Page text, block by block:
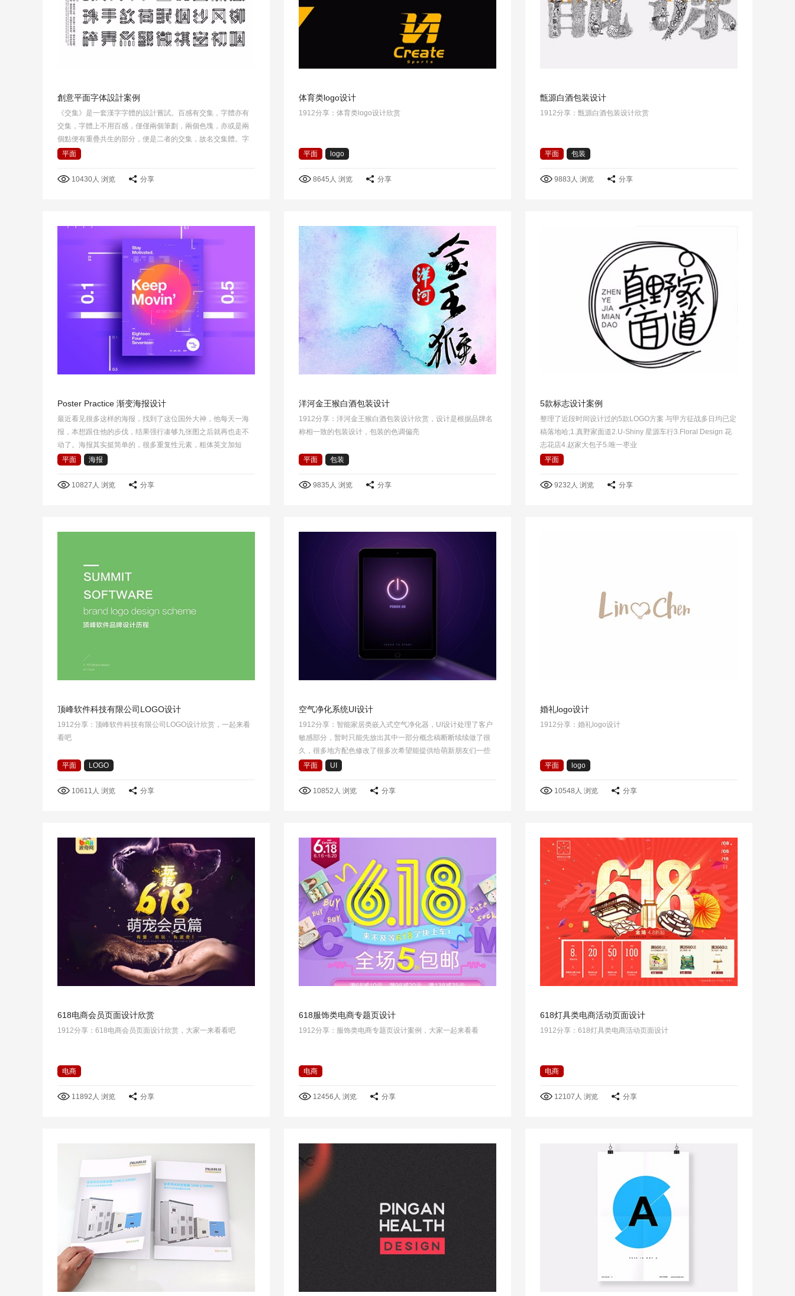
創意平面字体設計案例
《交集》是一套漢字字體的設計嘗試。百感有交集，字體亦有
交集，字體上不用百感，僅僅兩個筆劃，兩個色塊，亦或是兩
個點便有重疊共生的部分，便是二者的交集，故名交集體。字
體採用黑白灰相互疊加的手法體現交集共生的概念，在黑白灰
平面
10430人 浏览 分享
体育类logo设计
1912分享：体育类logo设计欣赏
平面 logo
8645人 浏览 分享
甑源白酒包装设计
1912分享：甑源白酒包装设计欣赏
平面 包装
9883人 浏览 分享
Poster Practice 渐变海报设计
最近看见很多这样的海报，找到了这位国外大神，他每天一海
报，本想跟住他的步伐，结果强行凑够九张图之后就再也走不
动了。海报其实挺简单的，很多重复性元素，粗体英文加短
线，简单的图形排列和一些杂色添加，主要是找一些好的色彩
平面 海报
10827人 浏览 分享
洋河金王猴白酒包装设计
1912分享：洋河金王猴白酒包装设计欣赏，设计是根据品牌名
称相一致的包装设计，包装的色调偏亮
平面 包装
9835人 浏览 分享
5款标志设计案例
整理了近段时间设计过的5款LOGO方案 与甲方征战多日均已定
稿落地哈;1.真野家面道2.U-Shiny 星源车行3.Floral Design 花
志花店4.赵家大包子5.唯一枣业
平面
9232人 浏览 分享
顶峰软件科技有限公司LOGO设计
1912分享：顶峰软件科技有限公司LOGO设计欣赏，一起来看
看吧
平面 LOGO
10611人 浏览 分享
空气净化系统UI设计
1912分享：智能家居类嵌入式空气净化器，UI设计处理了客户
敏感部分，暂时只能先放出其中一部分概念稿断断续续做了很
久，很多地方配色修改了很多次希望能提供给萌新朋友们一些
思路吧
平面 UI
10852人 浏览 分享
婚礼logo设计
1912分享：婚礼logo设计
平面 logo
10548人 浏览 分享
618电商会员页面设计欣赏
1912分享：618电商会员页面设计欣赏，大家一来看看吧
电商
11892人 浏览 分享
618服饰类电商专题页设计
1912分享：服饰类电商专题页设计案例，大家一起来看看
电商
12456人 浏览 分享
618灯具类电商活动页面设计
1912分享：618灯具类电商活动页面设计
电商
12107人 浏览 分享